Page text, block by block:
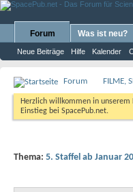
Forum
Neue Beiträge Hilfe Kalender
Was ist neu?
Forum FILME,
Herzlich willkommen in unserem
Einstieg bei SpacePub.net.
Thema: 5. Staffel ab Januar